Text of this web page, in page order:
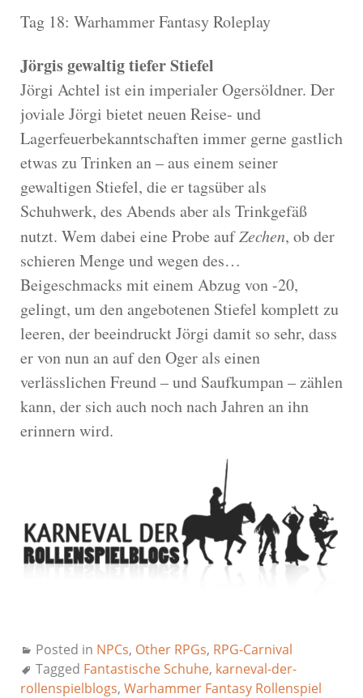
Tag 18: Warhammer Fantasy Roleplay
Jörgis gewaltig tiefer Stiefel
Jörgi Achtel ist ein imperialer Ogersöldner. Der
joviale Jörgi bietet neuen Reise- und
Lagerfeuerbekanntschaften immer gerne gastlich
etwas zu Trinken an – aus einem seiner
gewaltigen Stiefel, die er tagsüber als
Schuhwerk, des Abends aber als Trinkgefäß
nutzt. Wem dabei eine Probe aufZechen, ob der
schieren Menge und wegen des…
Beigeschmacks mit einem Abzug von -20,
gelingt, um den angebotenen Stiefel komplett zu
leeren, der beeindruckt Jörgi damit so sehr, dass
er von nun an auf den Oger als einen
verlässlichen Freund – und Saufkumpan – zählen
kann, der sich auch noch nach Jahren an ihn
erinnern wird.
Posted in NPCs, Other RPGs, RPG-Carnival
Tagged Fantastische Schuhe, karneval-der-
rollenspielblogs, Warhammer Fantasy Rollenspiel